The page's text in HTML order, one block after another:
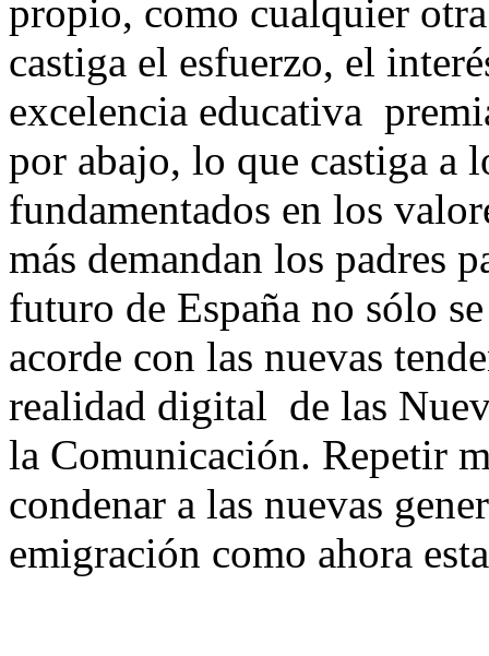
propio, como cualquier
castiga el esfuerzo, el
excelencia educativa
por abajo, lo que castiga a
fundamentados en los
más demandan los padres
futuro de España no sólo
acorde con las nuevas
realidad digital de las
la Comunicación. Repetir
condenar a las nuevas
emigración como ahora